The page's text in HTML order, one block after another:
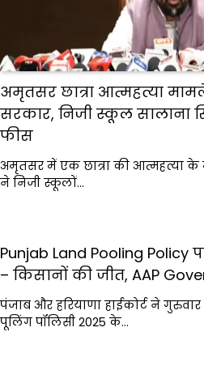
अमृतसर छात्रा आत्महत्या
सरकार, निजी स्कूल सालाना
फीस
अमृतसर में एक छात्रा की आत्महत्या
ने निजी स्कूलों…
Punjab Land Pooling Policy
– किसानों की जीत, AAP
पंजाब और हरियाणा हाईकोर्ट ने
पूलिंग पॉलिसी 2025 के…